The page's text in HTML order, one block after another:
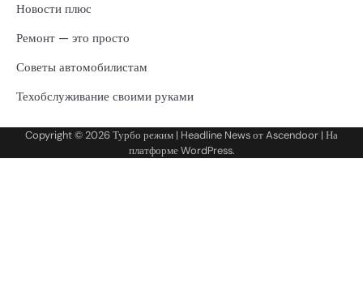
Новости плюс
Ремонт — это просто
Советы автомобилистам
Техобслуживание своими руками
Copyright © 2026Турбо режим | Headline News отAscendoor | На
платформеWordPress.